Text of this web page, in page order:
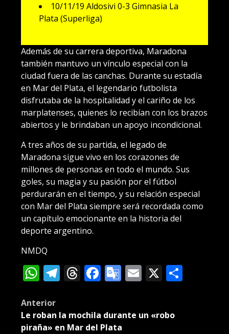
10/11/19 Aldosivi 0-3 Gimnasia La
Plata (Superliga)
Además de su carrera deportiva, Maradona
también mantuvo un vínculo especial con la
ciudad fuera de las canchas. Durante su estadía
en Mar del Plata, el legendario futbolista
disfrutaba de la hospitalidad y el cariño de los
marplatenses, quienes lo recibían con los brazos
abiertos y le brindaban un apoyo incondicional.
A tres años de su partida, el legado de
Maradona sigue vivo en los corazones de
millones de personas en todo el mundo. Sus
goles, su magia y su pasión por el fútbol
perdurarán en el tiempo, y su relación especial
con Mar del Plata siempre será recordada como
un capítulo emocionante en la historia del
deporte argentino.
NMDQ
WhatsApp
Telegram
Threads
Facebook
Google
Email
X
Post
navigation
Anterior
Le roban la mochila durante un «robo
piraña» en Mar del Plata